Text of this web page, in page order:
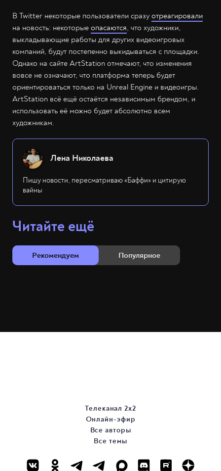
В Twitter некоторые пользователи сразу отреагировали
на новость: некоторые опасаются, что художники,
выкладывающие работы для других видеоигровых
компаний, будут постепенно выкидываться с площадки.
Однако на сайте ArtStation отмечают, что изменения
вовсе не означают, что платформа теперь будет
ориентироваться только на Unreal Engine и видеоигры.
ArtStation всё ещё остаётся независимым брендом, и
использовать её можно будет абсолютно всем
художникам.
Лена Николаева
Пишу новости, пересматриваю «Баффи» и цитирую
вайны
Читайте ещё
Рекомендуем Популярное
Телеканал 2х2
Онлайн-эфир
Все авторы
Все темы